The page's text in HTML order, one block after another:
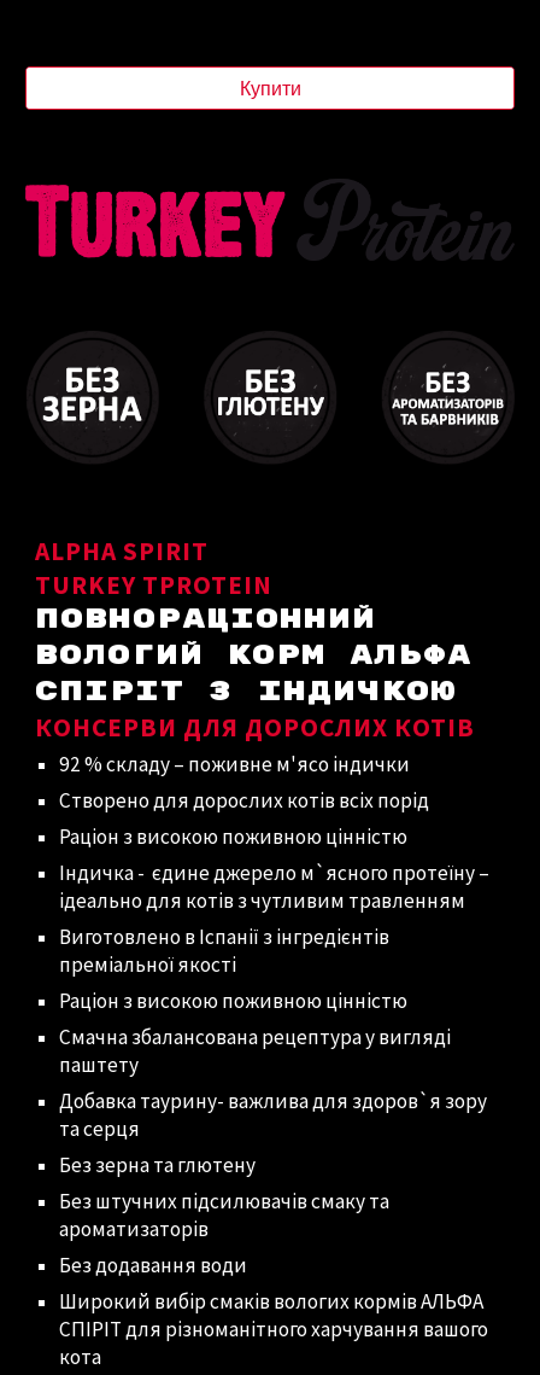
Купити
ALPHA SPIRIT
TURKEY TPROTEIN
ПОВНОРАЦІОННИЙ
ВОЛОГИЙ КОРМ АЛЬФА
СПІРІТ З ІНДИЧКОЮ
КОНСЕРВИ ДЛЯ ДОРОСЛИХ КОТІВ
92 % складу – поживне м'ясо індички
Створено для дорослих котів всіх порід
Раціон з високою поживною цінністю
Індичка - єдине джерело м`ясного протеїну –
ідеально для котів з чутливим травленням
Виготовлено в Іспанії з інгредієнтів
преміальної якості
Раціон з високою поживною цінністю
Смачна збалансована рецептура у вигляді
паштету
Добавка таурину- важлива для здоров`я зору
та серця
Без зерна та глютену
Без штучних підсилювачів смаку та
ароматизаторів
Без додавання води
Широкий вибір смаків вологих кормів АЛЬФА
СПІРІТ для різноманітного харчування вашого
кота